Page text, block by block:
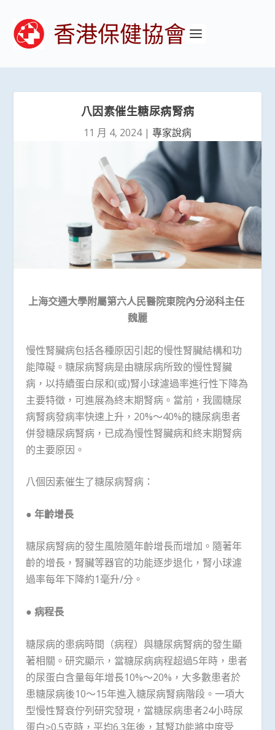
香港保健協會
八因素催生糖尿病腎病
11 月 4, 2024| 專家說病
上海交通大學附屬第六人民醫院東院內分泌科主任
魏麗
慢性腎臟病包括各種原因引起的慢性腎臟結構和功
能障礙。糖尿病腎病是由糖尿病所致的慢性腎臟
病，以持續蛋白尿和(或)腎小球濾過率進行性下降為
主要特徵，可進展為終末期腎病。當前，我國糖尿
病腎病發病率快速上升，20%～40%的糖尿病患者
併發糖尿病腎病，已成為慢性腎臟病和終末期腎病
的主要原因。
八個因素催生了糖尿病腎病：
● 年齡增長
糖尿病腎病的發生風險隨年齡增長而增加。隨著年
齡的增長，腎臟等器官的功能逐步退化，腎小球濾
過率每年下降約1毫升/分。
● 病程長
糖尿病的患病時間（病程）與糖尿病腎病的發生顯
著相關。研究顯示，當糖尿病病程超過5年時，患者
的尿蛋白含量每年增長10%～20%，大多數患者於
患糖尿病後10～15年進入糖尿病腎病階段。一項大
型慢性腎衰佇列研究發現，當糖尿病患者24小時尿
蛋白≥0.5克時，平均6.3年後，其腎功能將中度受